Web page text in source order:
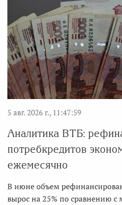
5 авг. 2026 г., 11:47:59
Аналитика ВТБ:
потребкредитов
ежемесячно
В июне объем
вырос на 25% по сравнению